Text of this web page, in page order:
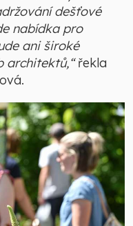
dešťové
nabídka pro
ani široké
architektů,“řekla